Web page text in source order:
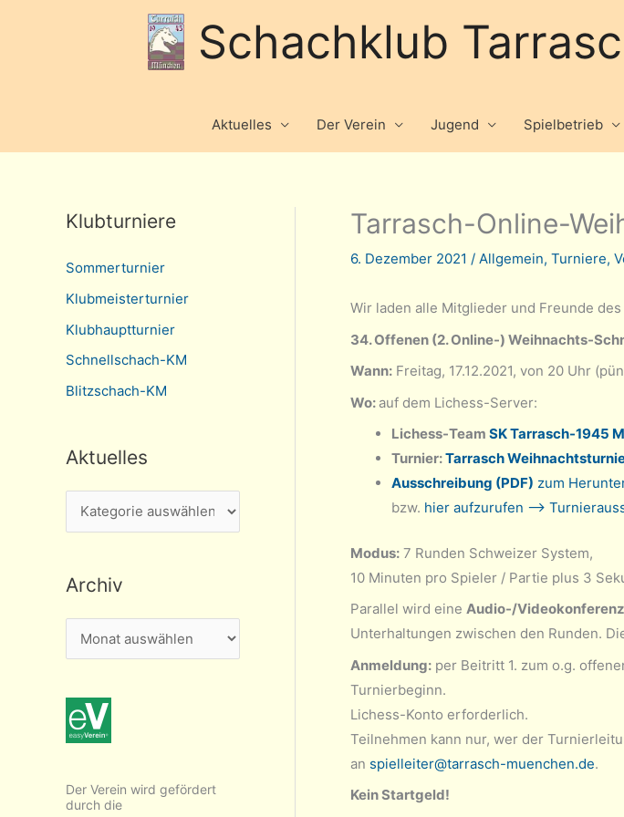
Schachklub
Aktuelles Der Verein Jugend Spielbetrieb
Klubturniere
Sommerturnier
Klubmeisterturnier
Klubhauptturnier
Schnellschach-KM
Blitzschach-KM
Aktuelles
k
u
e
s
Archiv
r
h
i
Der Verein wird gefördert
durch die
Tarrasch-Online-
6. Dezember 2021 / Allgemein, Turniere,
Wir laden alle Mitglieder und Freunde
34. Offenen (2. Online-) Weihnachts-
Wann: Freitag, 17.12.2021, von 20 Uhr
Wo: auf dem Lichess-Server:
Lichess-Team SK Tarrasch-1945
Turnier:Tarrasch
Ausschreibung (PDF) zum
bzw. hier aufzurufen –>
Modus: 7 Runden Schweizer System,
10 Minuten pro Spieler / Partie plus 3
Parallel wird eine Audio-/Videokonferenz
Unterhaltungen zwischen den Runden.
Anmeldung: per Beitritt 1. zum o.g.
Turnierbeginn.
Lichess-Konto erforderlich.
Teilnehmen kann nur, wer der
an spielleiter@tarrasch-muenchen.de.
Kein Startgeld!